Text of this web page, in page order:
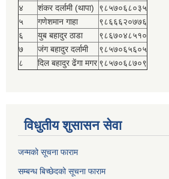
४
शंकर दर्लामी (थापा)
९८५७०६८०३५
५
गणेशमान गाहा
९८६६६२०७७६
६
युब बहादुर ठाडा
९८६७०४८५१०
७
जंग बहादुर दर्लामी
९८५७०६५६०५
८
दिल बहादुर ढेंगा मगर ९८५७०६८७०९
विधुतीय शुसासन सेवा
जन्मको सूचना फाराम
सम्बन्ध बिच्छेदको सूचना फाराम